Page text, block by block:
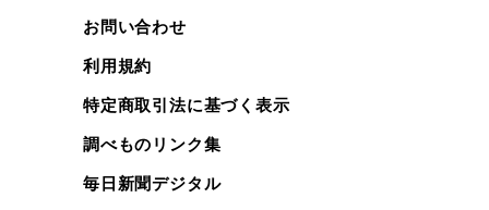
お問い合わせ
利用規約
特定商取引法に基づく表示
調べものリンク集
毎日新聞デジタル